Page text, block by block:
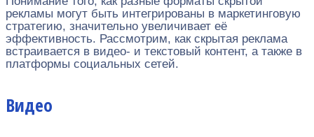
рекламы могут быть интегрированы в маркетинговую
стратегию, значительно увеличивает её
эффективность. Рассмотрим, как скрытая реклама
встраивается в видео- и текстовый контент, а также в
платформы социальных сетей.
Видео